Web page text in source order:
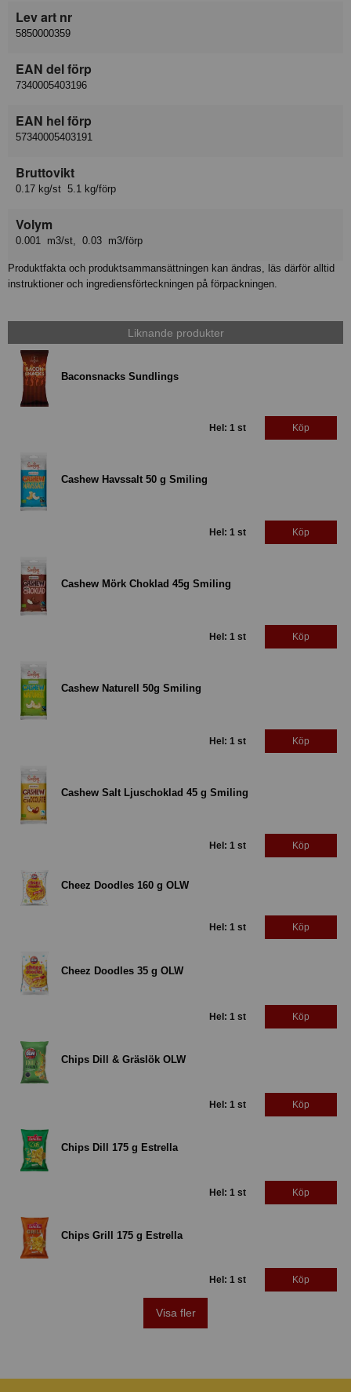
Lev art nr
5850000359
EAN del förp
7340005403196
EAN hel förp
57340005403191
Bruttovikt
0.17 kg/st 5.1 kg/förp
Volym
0.001 m3/st, 0.03 m3/förp
Produktfakta och produktsammansättningen kan ändras, läs därför alltid
instruktioner och ingrediensförteckningen på förpackningen.
Liknande produkter
Baconsnacks Sundlings
Hel: 1 st Köp
Cashew Havssalt 50 g Smiling
Hel: 1 st Köp
Cashew Mörk Choklad 45g Smiling
Hel: 1 st Köp
Cashew Naturell 50g Smiling
Hel: 1 st Köp
Cashew Salt Ljuschoklad 45 g Smiling
Hel: 1 st Köp
Cheez Doodles 160 g OLW
Hel: 1 st Köp
Cheez Doodles 35 g OLW
Hel: 1 st Köp
Chips Dill & Gräslök OLW
Hel: 1 st Köp
Chips Dill 175 g Estrella
Hel: 1 st Köp
Chips Grill 175 g Estrella
Hel: 1 st Köp
Visa fler